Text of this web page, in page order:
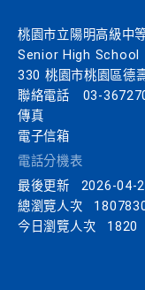
桃園市立陽明高級中
Senior High School
330 桃園市桃園區德
聯絡電話
03-
傳真
電子信箱
電話分機表
最後更新
2026-04-
總瀏覽人次
今日瀏覽人次
1820